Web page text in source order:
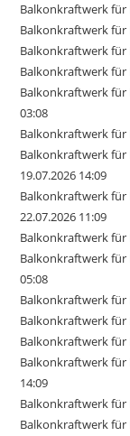
Balkonkraftwerk
Balkonkraftwerk für
Balkonkraftwerk
Balkonkraftwerk
Balkonkraftwerk für
03:08
Balkonkraftwerk für
Balkonkraftwerk für
19.07.2026 14:09
Balkonkraftwerk für
22.07.2026 11:09
Balkonkraftwerk
Balkonkraftwerk für
05:08
Balkonkraftwerk für
Balkonkraftwerk
Balkonkraftwerk
Balkonkraftwerk für
14:09
Balkonkraftwerk
Balkonkraftwerk